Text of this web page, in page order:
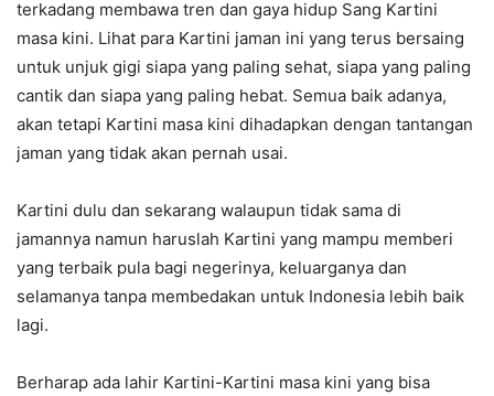
terkadang membawa tren dan gaya hidup Sang Kartini
masa kini. Lihat para Kartini jaman ini yang terus bersaing
untuk unjuk gigi siapa yang paling sehat, siapa yang paling
cantik dan siapa yang paling hebat. Semua baik adanya,
akan tetapi Kartini masa kini dihadapkan dengan tantangan
jaman yang tidak akan pernah usai.
Kartini dulu dan sekarang walaupun tidak sama di
jamannya namun haruslah Kartini yang mampu memberi
yang terbaik pula bagi negerinya, keluarganya dan
selamanya tanpa membedakan untuk Indonesia lebih baik
lagi.
Berharap ada lahir Kartini-Kartini masa kini yang bisa